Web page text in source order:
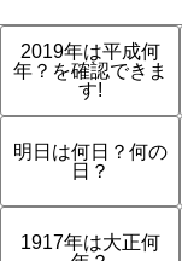
2019年は平成何
年？を確認できま
す!
明日は何日？何の
日？
1917年は大正何